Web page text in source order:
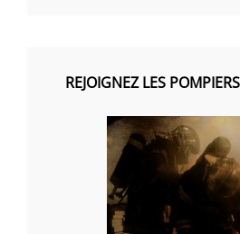
REJOIGNEZ LES